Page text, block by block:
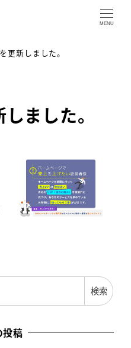
MENU
更新しました。
ました。
検索
投稿